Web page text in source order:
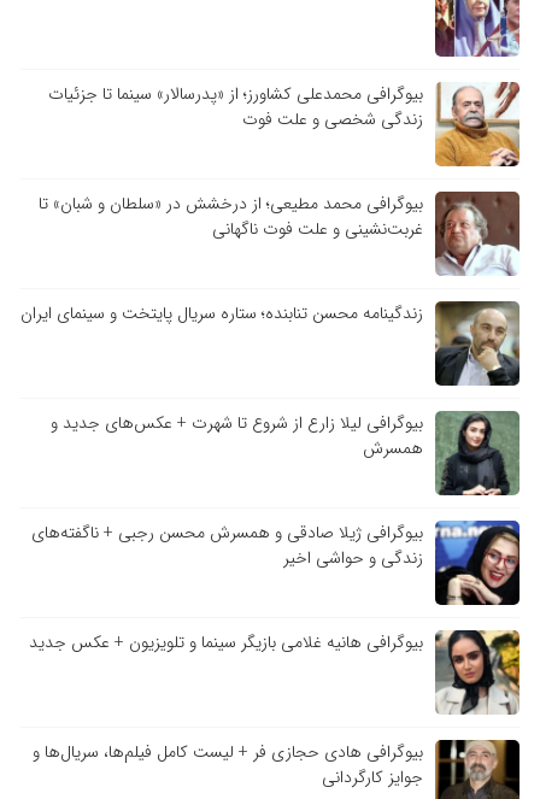
بیوگرافی محمدعلی کشاورز؛ از «پدرسالار» سینما تا جزئیات
زندگی شخصی و علت فوت
بیوگرافی محمد مطیعی؛ از درخشش در «سلطان و شبان» تا
غربت‌نشینی و علت فوت ناگهانی
زندگینامه محسن تنابنده؛ ستاره سریال پایتخت و سینمای ایران
بیوگرافی لیلا زارع از شروع تا شهرت + عکس‌های جدید و
همسرش
بیوگرافی ژیلا صادقی و همسرش محسن رجبی + ناگفته‌های
زندگی و حواشی اخیر
بیوگرافی هانیه غلامی بازیگر سینما و تلویزیون + عکس جدید
بیوگرافی هادی حجازی فر + لیست کامل فیلم‌ها، سریال‌ها و
جوایز کارگردانی